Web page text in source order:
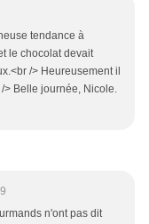
tendance à
le chocolat devait
/> Heureusement il
> Belle journée, Nicole.
n'ont pas dit